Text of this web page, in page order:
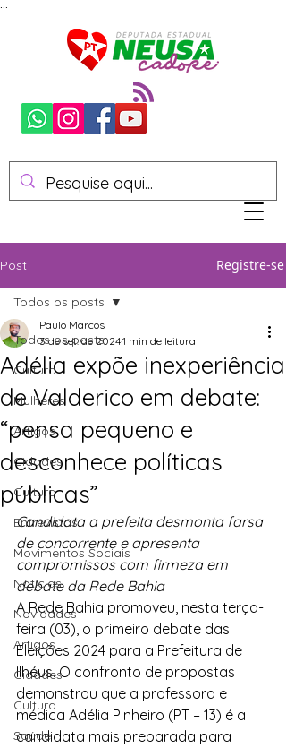
Post Registre-se
Todos os posts
Cultura
Mulheres
Artigos
Cidades
Cultura
Entrevistas
Movimentos Sociais
Notícias
Novidades
Artigos
Cidades
Cultura
Saúde
Todos os posts
Adélia expõe inexperiência
de Valderico em debate:
“pensa pequeno e
desconhece políticas
públicas”
Paulo Marcos
3 de set. de 20241 min de leitura
Candidata a prefeita desmonta farsa
de concorrente e apresenta
compromissos com firmeza em
debate da Rede Bahia
A Rede Bahia promoveu, nesta terça-
feira (03), o primeiro debate das
Eleições 2024 para a Prefeitura de
Ilhéus. O confronto de propostas
demonstrou que a professora e
médica Adélia Pinheiro (PT – 13) é a
candidata mais preparada para